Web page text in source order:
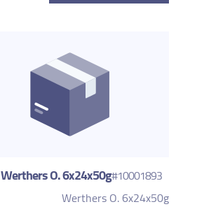
Werthers O. 6x24x50g#10001893
Werthers O. 6x24x50g